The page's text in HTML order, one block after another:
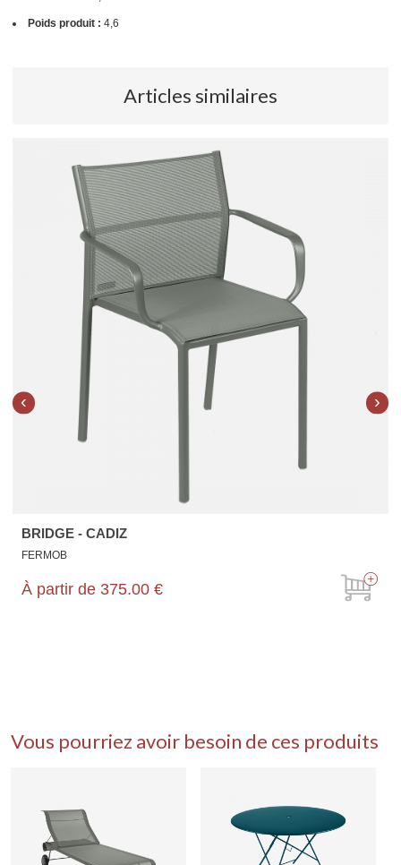
Poids produit : 4,6
Articles similaires
BRIDGE - CADIZ
FERMOB
À partir de 375.00 €
‹ ›
Vous pourriez avoir besoin de ces produits